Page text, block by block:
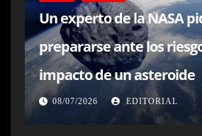
Un experto de la NASA
prepararse ante los
impacto de un asteroide
08/07/2026 EDITORIAL